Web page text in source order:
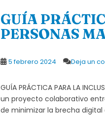
GUÍA
PERSONAS
5 febrero 2024 Deja un
GUÍA PRÁCTICA PARA LA
un proyecto colaborativo
de minimizar la brecha digital